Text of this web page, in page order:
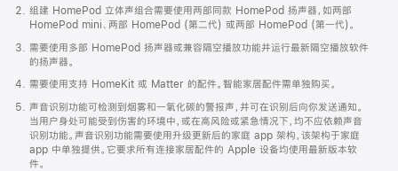
打
开)
组建 HomePod 立体声组合需要使用两部同款 HomePod 扬声器，如两部
HomePod mini、两部 HomePod (第二代) 或两部 HomePod (第一代)。
需要使用多部 HomePod 扬声器或兼容隔空播放功能并运行最新隔空播放软件
的扬声器。
需要使用支持 HomeKit 或 Matter 的配件。智能家居配件需单独购买。
声音识别功能可检测到烟雾和一氧化碳的警报声，并可在识别后向你发送通知。
当用户身处可能受到伤害的环境中，或在高风险或紧急情况下，均不应依赖声音
识别功能。声音识别功能需要使用升级更新后的家庭 app 架构，该架构于家庭
app 中单独提供。它要求所有连接家居配件的 Apple 设备均使用最新版本软
件。